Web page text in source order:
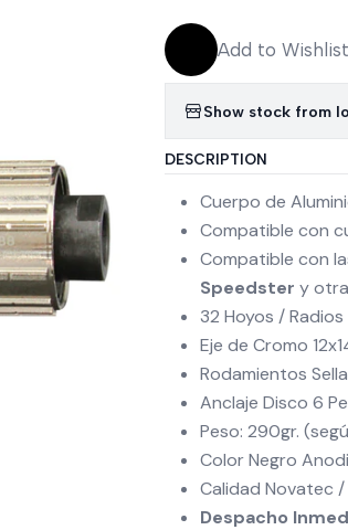
Add to Wishlist
Show stock from
DESCRIPTION
Cuerpo de
Compatible con
Compatible con
Speedster y
32 Hoyos /
Eje de Cromo
Rodamientos
Anclaje Disco 6
Peso: 290gr.
Color Negro
Calidad Novatec
Despacho